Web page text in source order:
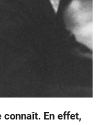
connaît. En effet,